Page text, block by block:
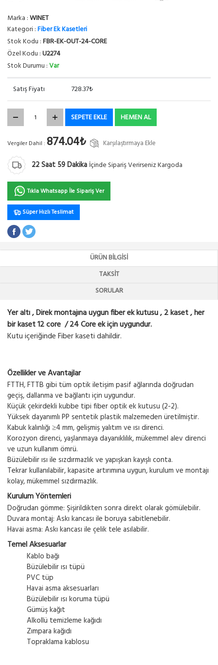
Marka :WINET
Kategori :Fiber Ek Kasetleri
Stok Kodu :FBR-EK-OUT-24-CORE
Özel Kodu :U2274
Stok Durumu :Var
Satış Fiyatı 728.37₺
SEPETE EKLE HEMEN AL
Vergiler Dahil : 874.04₺ Karşılaştırmaya Ekle
22Saat 59Dakika İçinde Sipariş Verirseniz Kargoda
Tıkla Whatsapp İle Sipariş Ver
Süper Hızlı Teslimat
ÜRÜN BILGISI
TAKSIT
SORULAR
Yer altı , Direk montajına uygun fiber ek kutusu , 2 kaset , her
bir kaset 12 core / 24 Core ek için uygundur.
Kutu içeriğinde Fiber kaseti dahildir.
Özellikler ve Avantajlar
FTTH, FTTB gibi tüm optik iletişim pasif ağlarında doğrudan
geçiş, dallanma ve bağlantı için uygundur.
Küçük çekirdekli kubbe tipi fiber optik ek kutusu (2-2).
Yüksek dayanımlı PP sentetik plastik malzemeden üretilmiştir.
Kabuk kalınlığı ≥4 mm, gelişmiş yalıtım ve ısı direnci.
Korozyon direnci, yaşlanmaya dayanıklılık, mükemmel alev direnci
ve uzun kullanım ömrü.
Büzülebilir ısı ile sızdırmazlık ve yapışkan kayışlı conta.
Tekrar kullanılabilir, kapasite artırımına uygun, kurulum ve montajı
kolay, mükemmel sızdırmazlık.
Kurulum Yöntemleri
Doğrudan gömme: Şişirildikten sonra direkt olarak gömülebilir.
Duvara montaj: Askı kancası ile boruya sabitlenebilir.
Havai asma: Askı kancası ile çelik tele asılabilir.
Temel Aksesuarlar
Kablo bağı
Büzülebilir ısı tüpü
PVC tüp
Havai asma aksesuarları
Büzülebilir ısı koruma tüpü
Gümüş kağıt
Alkollü temizleme kağıdı
Zımpara kağıdı
Topraklama kablosu